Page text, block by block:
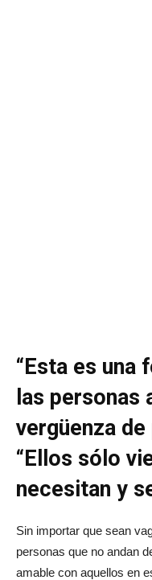
“Esta es una
las personas
vergüenza
“Ellos sólo
necesitan y
Sin importar que sean
personas que no andan
amable con aquellos en